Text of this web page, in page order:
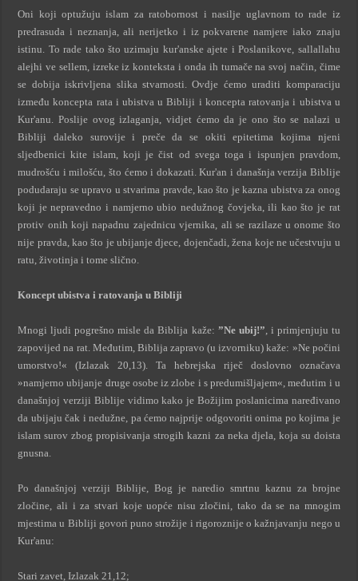
Oni koji optužuju islam za ratobornost i nasilje uglavnom to rade iz
predrasuda i neznanja, ali nerijetko i iz pokvarene namjere iako znaju
istinu. To rade tako što uzimaju kur'anske ajete i Poslanikove, sallallahu
alejhi ve sellem, izreke iz konteksta i onda ih tumače na svoj način, čime
se dobija iskrivljena slika stvarnosti. Ovdje ćemo uraditi komparaciju
između koncepta rata i ubistva u Bibliji i koncepta ratovanja i ubistva u
Kur'anu. Poslije ovog izlaganja, vidjet ćemo da je ono što se nalazi u
Bibliji daleko surovije i preče da se okiti epitetima kojima njeni
sljedbenici kite islam, koji je čist od svega toga i ispunjen pravdom,
mudrošću i milošću, što ćemo i dokazati. Kur'an i današnja verzija Biblije
podudaraju se upravo u stvarima pravde, kao što je kazna ubistva za onog
koji je nepravedno i namjerno ubio nedužnog čovjeka, ili kao što je rat
protiv onih koji napadnu zajednicu vjernika, ali se razilaze u onome što
nije pravda, kao što je ubijanje djece, dojenčadi, žena koje ne učestvuju u
ratu, životinja i tome slično.
Koncept ubistva i ratovanja u Bibliji
Mnogi ljudi pogrešno misle da Biblija kaže: ”Ne ubij!” , i primjenjuju tu
zapovijed na rat. Međutim, Biblija zapravo (u izvorniku) kaže: »Ne počini
umorstvo!« (Izlazak 20,13). Ta hebrejska riječ doslovno označava
»namjerno ubijanje druge osobe iz zlobe i s predumišljajem«, međutim i u
današnjoj verziji Biblije vidimo kako je Božijim poslanicima naređivano
da ubijaju čak i nedužne, pa ćemo najprije odgovoriti onima po kojima je
islam surov zbog propisivanja strogih kazni za neka djela, koja su doista
gnusna.
Po današnjoj verziji Biblije, Bog je naredio smrtnu kaznu za brojne
zločine, ali i za stvari koje uopće nisu zločini, tako da se na mnogim
mjestima u Bibliji govori puno strožije i rigoroznije o kažnjavanju nego u
Kur'anu:
Stari zavet, Izlazak 21,12;